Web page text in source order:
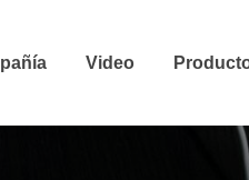
Video